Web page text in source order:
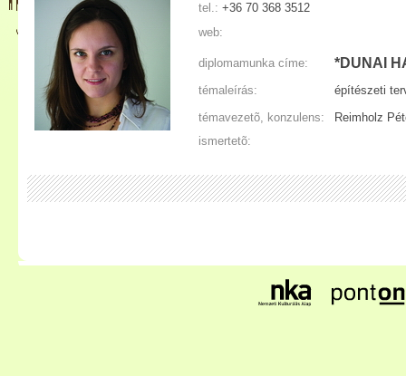
tel.: +36 70 368 3512
web:
diplomamunka címe: *DUNAI
témaleírás:
építészeti
témavezetõ, konzulens:
Reimholz
ismertetõ: